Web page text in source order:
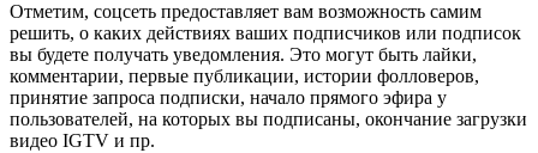
Отметим, соцсеть предоставляет вам возможность самим
решить, о каких действиях ваших подписчиков или подписок
вы будете получать уведомления. Это могут быть лайки,
комментарии, первые публикации, истории фолловеров,
принятие запроса подписки, начало прямого эфира у
пользователей, на которых вы подписаны, окончание загрузки
видео IGTV и пр.